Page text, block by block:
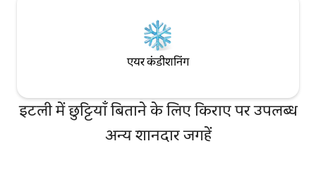
एयर कंडीशनिंग
इटली में छुट्टियाँ बिताने के लिए किराए पर उपलब्ध
अन्य शानदार जगहें